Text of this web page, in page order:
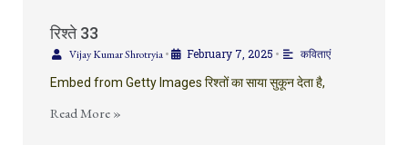
रिश्ते 33
Vijay Kumar Shrotryia• February 7, 2025 •
कविताएं
Embed from Getty Images रिश्तों का साया सुकून देता है,
Read More »